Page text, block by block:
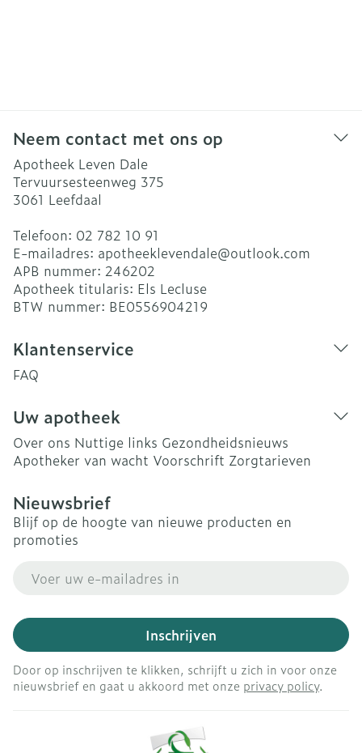
Neem contact met ons op
Apotheek Leven Dale
Tervuursesteenweg 375
3061 Leefdaal
Telefoon: 02 782 10 91
E-mailadres: apotheeklevendale@outlook.com
APB nummer: 246202
Apotheek titularis: Els Lecluse
BTW nummer: BE0556904219
Klantenservice
FAQ
Uw apotheek
Over ons Nuttige links Gezondheidsnieuws
Apotheker van wacht Voorschrift Zorgtarieven
Nieuwsbrief
Blijf op de hoogte van nieuwe producten en
promoties
Inschrijven
Door op inschrijven te klikken, schrijft u zich in voor onze
nieuwsbrief en gaat u akkoord met onze privacy policy.